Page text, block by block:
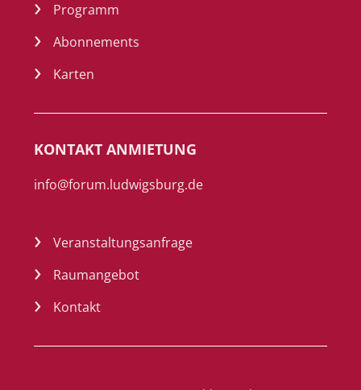
Programm
Abonnements
Karten
KONTAKT ANMIETUNG
info@forum.ludwigsburg.de
Veranstaltungsanfrage
Raumangebot
Kontakt